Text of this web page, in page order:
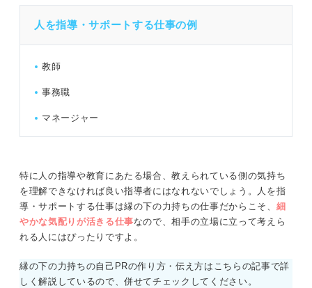
人を指導・サポートする仕事の例
教師
事務職
マネージャー
特に人の指導や教育にあたる場合、教えられている側の気持ち
を理解できなければ良い指導者にはなれないでしょう。人を指
導・サポートする仕事は縁の下の力持ちの仕事だからこそ、 細
やかな気配りが活きる仕事なので、相手の立場に立って考えら
れる人にはぴったりですよ。
縁の下の力持ちの自己PRの作り方・伝え方はこちらの記事で詳
しく解説しているので、併せてチェックしてください。